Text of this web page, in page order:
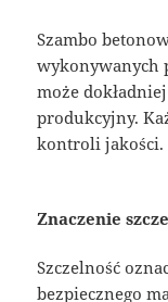
Szambo
wykonywanych
może
produkcyjny.
kontroli jakości.
Znaczenie
Szczelność
bezpiecznego